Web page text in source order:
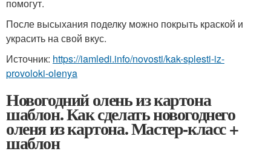
помогут.
После высыхания поделку можно покрыть краской и
украсить на свой вкус.
Источник: https://iamledi.info/novosti/kak-splesti-iz-
provoloki-olenya
Новогодний олень из картона
шаблон. Как сделать новогоднего
оленя из картона. Мастер-класс +
шаблон